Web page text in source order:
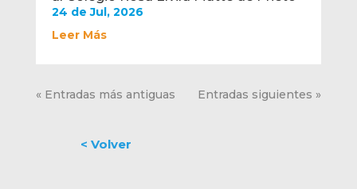
24 de Jul, 2026
Leer Más
« Entradas más antiguas Entradas siguientes »